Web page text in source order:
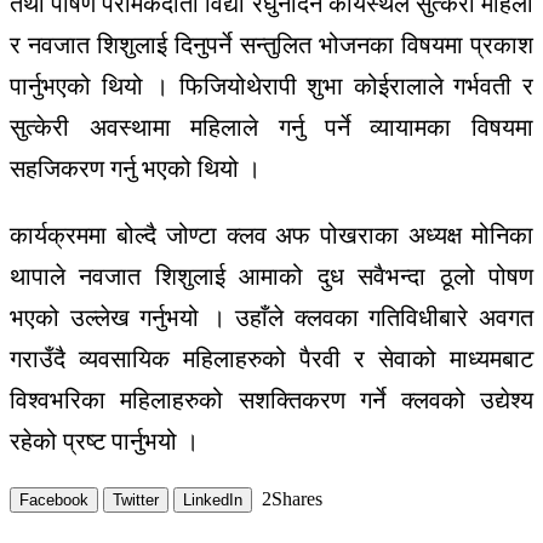
र नवजात शिशुलाई दिनुपर्ने सन्तुलित भोजनका विषयमा प्रकाश
पार्नुभएको थियो । फिजियोथेरापी शुभा कोईरालाले गर्भवती र
सुत्केरी अवस्थामा महिलाले गर्नु पर्ने व्यायामका विषयमा
सहजिकरण गर्नु भएको थियो ।
कार्यक्रममा बोल्दै जोण्टा क्लव अफ पोखराका अध्यक्ष मोनिका
थापाले नवजात शिशुलाई आमाको दुध सवैभन्दा ठूलो पोषण
भएको उल्लेख गर्नुभयो । उहाँले क्लवका गतिविधीबारे अवगत
गराउँदै व्यवसायिक महिलाहरुको पैरवी र सेवाको माध्यमबाट
विश्वभरिका महिलाहरुको सशक्तिकरण गर्ने क्लवको उद्येश्य
रहेको प्रष्ट पार्नुभयो ।
Facebook Twitter LinkedIn 2Shares